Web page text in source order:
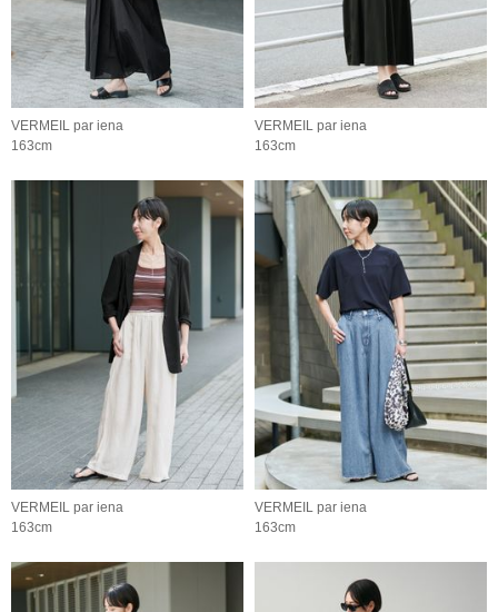
VERMEIL par iena
163cm
VERMEIL par iena
163cm
VERMEIL par iena
163cm
VERMEIL par iena
163cm